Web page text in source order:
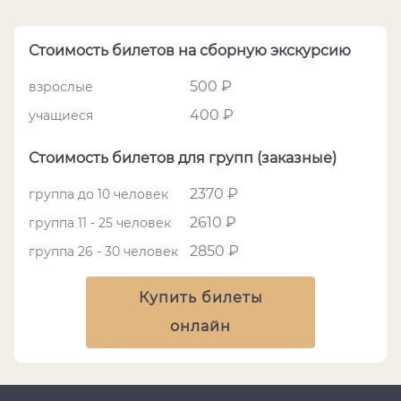
Стоимость билетов на сборную экскурсию
взрослые 500 ₽
учащиеся 400 ₽
Стоимость билетов для групп (заказные)
группа до 10 человек 2370 ₽
группа 11 - 25 человек 2610 ₽
группа 26 - 30 человек 2850 ₽
Купить билеты
онлайн